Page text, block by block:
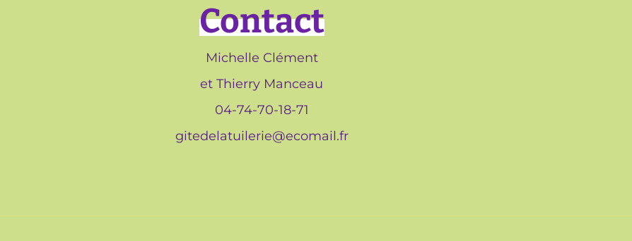
Contact
Michelle Clément
et Thierry Manceau
04-74-70-18-71
gitedelatuilerie@ecomail.fr